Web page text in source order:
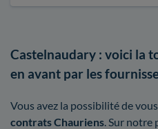
Castelnaudary : voici la
en avant par les
Vous avez la possibilité de
contrats Chauriens . Sur